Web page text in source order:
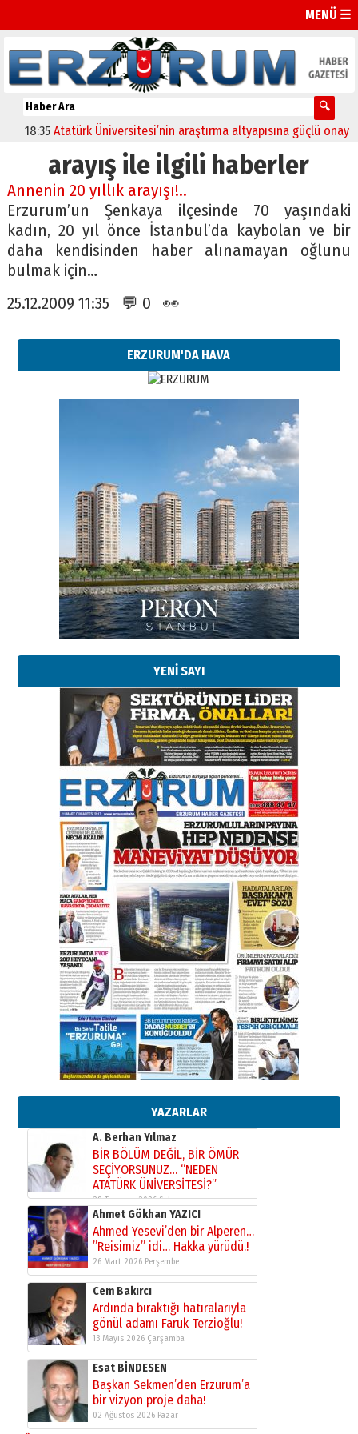
MENÜ ☰
18:35 Atatürk Üniversitesi’nin araştırma altyapısına güçlü onay
arayış ile ilgili haberler
Annenin 20 yıllık arayışı!..
Erzurum’un Şenkaya ilçesinde 70 yaşındaki
kadın, 20 yıl önce İstanbul’da kaybolan ve bir
daha kendisinden haber alınamayan oğlunu
bulmak için…
25.12.2009 11:35 💬 0 👀
ERZURUM'DA HAVA
YENİ SAYI
YAZARLAR
Esat BİNDESEN
Başkan Sekmen’den Erzurum’a
bir vizyon proje daha!
02 Ağustos 2026 Pazar
Kadir SABUNCUOĞLU
Erzurumspor’un köşe taşları
29 Haziran 2026 Pazartesi
Kenan GÜLERCİ
Murat Şahsuvaroğlu ERKON’da
çıtayı yukarı taşırken,
yönetimdekiler aşağı
çekmemeli!
17 Şubat 2026 SalıOrhan BOZKURT
Bir fotoğraf, bir şehir, bir
gazeteci… Dizginler kimin
elinde?
31 Mart 2026 Salı
A. Berhan Yılmaz
BİR BÖLÜM DEĞİL, BİR ÖMÜR
SEÇİYORSUNUZ… “NEDEN
ATATÜRK ÜNİVERSİTESİ?”
28 Temmuz 2026 Salı
Ahmet Gökhan YAZICI
Ahmed Yesevi’den bir Alperen…
”Reisimiz” idi… Hakka yürüdü.!
Cem Bakırcı
Ardında bıraktığı hatıralarıyla
gönül adamı Faruk Terzioğlu!
13 Mayıs 2026 Çarşamba
Esat BİNDESEN
Başkan Sekmen’den Erzurum’a
bir vizyon proje daha!
02 Ağustos 2026 Pazar
Kadir SABUNCUOĞLU
Erzurumspor’un köşe taşları
29 Haziran 2026 Pazartesi
Kenan GÜLERCİ
Murat Şahsuvaroğlu ERKON’da
çıtayı yukarı taşırken,